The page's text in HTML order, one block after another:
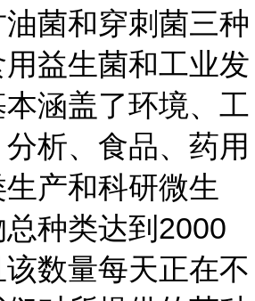
油菌和穿刺菌三种
益生菌和工业发
涵盖了环境、工
析、食品、药用
产和科研微生
种类达到2000
数量每天正在不